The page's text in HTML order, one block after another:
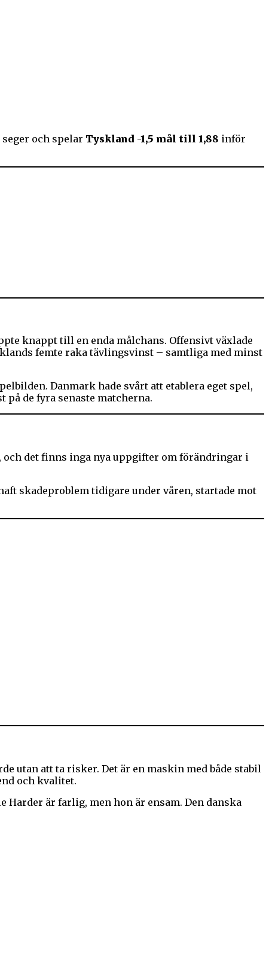
och spelar Tyskland -1,5 mål till 1,88 inför
knappt till en enda målchans. Offensivt växlade
femte raka tävlingsvinst – samtliga med minst
Danmark hade svårt att etablera eget spel,
de fyra senaste matcherna.
det finns inga nya uppgifter om förändringar i
skadeproblem tidigare under våren, startade mot
utan att ta risker. Det är en maskin med både stabil
och kvalitet.
är farlig, men hon är ensam. Den danska